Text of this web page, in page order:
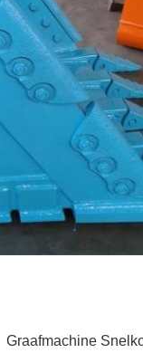
Graafmachine